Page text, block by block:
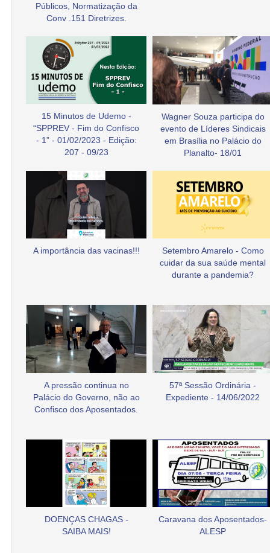
Públicos, Normatização da
Conv .151 Diretrizes.
15 Minutos de Udemo -
“SPPREV - Fim do Confisco
- 1” - 01/02/2023 - Edição:
207 - 09/23
Wagner Souza participa do
evento de Líderes Sindicais
em Brasília no Palácio do
Planalto- 18/01
A importância das vacinas!!!
Setembro Amarelo - Como
cuidar da sua saúde mental
durante a pandemia?
A pressão continua no
Palácio do Governo, não ao
Confisco dos Aposentados.
57ª Sessão Ordinária -
Expediente - 14/06/2022
DOENÇAS CHAGAS -
SAIBA MAIS!
Caravana dos Aposentados-
ALESP